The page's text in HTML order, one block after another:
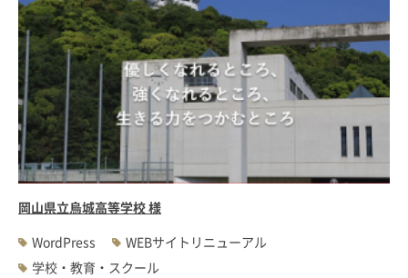
岡山県立烏城高等学校 様
WordPress
WEBサイトリニューアル
学校・教育・スクール